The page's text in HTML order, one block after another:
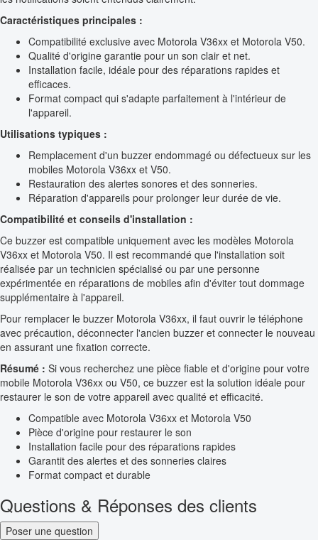
Caractéristiques principales :
Compatibilité exclusive avec Motorola V36xx et Motorola V50.
Qualité d'origine garantie pour un son clair et net.
Installation facile, idéale pour des réparations rapides et
efficaces.
Format compact qui s'adapte parfaitement à l'intérieur de
l'appareil.
Utilisations typiques :
Remplacement d'un buzzer endommagé ou défectueux sur les
mobiles Motorola V36xx et V50.
Restauration des alertes sonores et des sonneries.
Réparation d'appareils pour prolonger leur durée de vie.
Compatibilité et conseils d'installation :
Ce buzzer est compatible uniquement avec les modèles Motorola
V36xx et Motorola V50. Il est recommandé que l'installation soit
réalisée par un technicien spécialisé ou par une personne
expérimentée en réparations de mobiles afin d'éviter tout dommage
supplémentaire à l'appareil.
Pour remplacer le buzzer Motorola V36xx, il faut ouvrir le téléphone
avec précaution, déconnecter l'ancien buzzer et connecter le nouveau
en assurant une fixation correcte.
Résumé : Si vous recherchez une pièce fiable et d'origine pour votre
mobile Motorola V36xx ou V50, ce buzzer est la solution idéale pour
restaurer le son de votre appareil avec qualité et efficacité.
Compatible avec Motorola V36xx et Motorola V50
Pièce d'origine pour restaurer le son
Installation facile pour des réparations rapides
Garantit des alertes et des sonneries claires
Format compact et durable
Questions & Réponses des clients
Poser une question